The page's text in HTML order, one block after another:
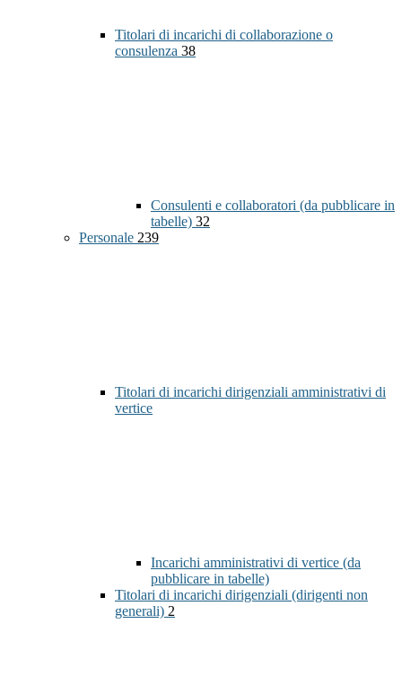
Titolari di incarichi di collaborazione o
consulenza 38
Consulenti e collaboratori (da pubblicare in
tabelle) 32
Personale 239
Titolari di incarichi dirigenziali amministrativi di
vertice
Incarichi amministrativi di vertice (da
pubblicare in tabelle)
Titolari di incarichi dirigenziali (dirigenti non
generali) 2